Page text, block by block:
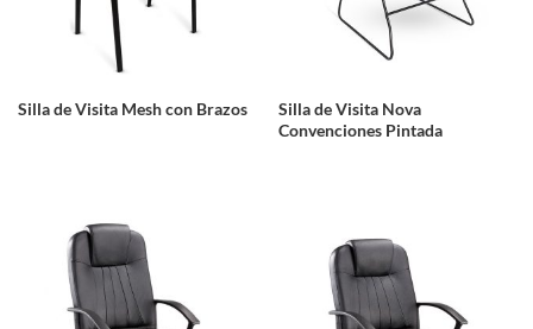
Silla de Visita Mesh con Brazos
Silla de Visita Nova
Convenciones Pintada